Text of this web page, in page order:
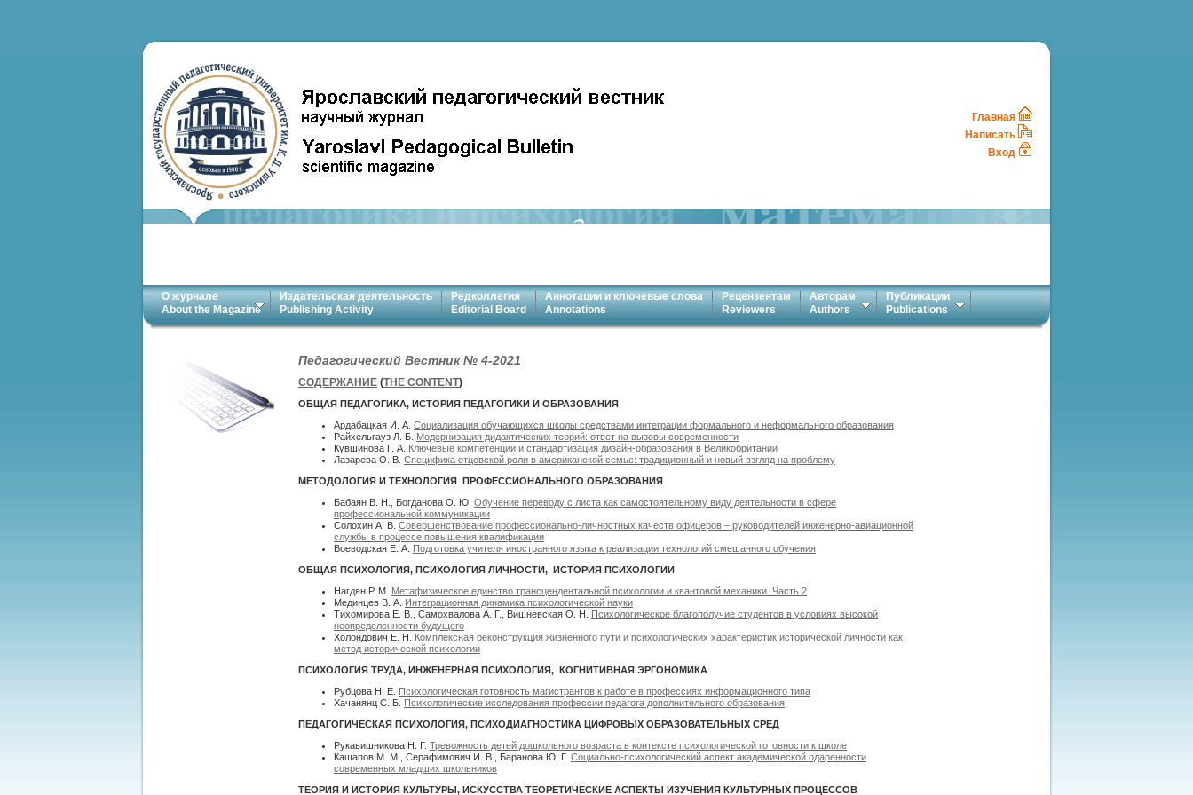
Главная
Написать
Вход
О журнале
About the Magazine
Издательская деятельность
Publishing Activity
Редколлегия
Editorial Board
Аннотации и ключевые слова
Annotations
Рецензентам
Reviewers
Авторам
Authors
Публикации
Publications
Педагогический Вестник № 4-2021
СОДЕРЖАНИЕ (THE CONTENT)
ОБЩАЯ ПЕДАГОГИКА, ИСТОРИЯ ПЕДАГОГИКИ И ОБРАЗОВАНИЯ
Ардабацкая И. А. Социализация обучающихся школы средствами интеграции формального и неформального образования
Райхельгауз Л. Б. Модернизация дидактических теорий: ответ на вызовы современности
Кувшинова Г. А. Ключевые компетенции и стандартизация дизайн-образования в Великобритании
Лазарева О. В. Специфика отцовской роли в американской семье: традиционный и новый взгляд на проблему
МЕТОДОЛОГИЯ И ТЕХНОЛОГИЯ ПРОФЕССИОНАЛЬНОГО ОБРАЗОВАНИЯ
Бабаян В. Н., Богданова О. Ю. Обучение переводу с листа как самостоятельному виду деятельности в сфере
профессиональной коммуникации
Солохин А. В. Совершенствование профессионально-личностных качеств офицеров – руководителей инженерно-авиационной
службы в процессе повышения квалификации
Воеводская Е. А. Подготовка учителя иностранного языка к реализации технологий смешанного обучения
ОБЩАЯ ПСИХОЛОГИЯ, ПСИХОЛОГИЯ ЛИЧНОСТИ, ИСТОРИЯ ПСИХОЛОГИИ
Нагдян Р. М. Метафизическое единство трансцендентальной психологии и квантовой механики. Часть 2
Мединцев В. А. Интеграционная динамика психологической науки
Тихомирова Е. В., Самохвалова А. Г., Вишневская О. Н. Психологическое благополучие студентов в условиях высокой
неопределенности будущего
Холондович Е. Н. Комплексная реконструкция жизненного пути и психологических характеристик исторической личности как
метод исторической психологии
ПСИХОЛОГИЯ ТРУДА, ИНЖЕНЕРНАЯ ПСИХОЛОГИЯ, КОГНИТИВНАЯ ЭРГОНОМИКА
Рубцова Н. Е. Психологическая готовность магистрантов к работе в профессиях информационного типа
Хачанянц С. Б. Психологические исследования профессии педагога дополнительного образования
ПЕДАГОГИЧЕСКАЯ ПСИХОЛОГИЯ, ПСИХОДИАГНОСТИКА ЦИФРОВЫХ ОБРАЗОВАТЕЛЬНЫХ СРЕД
Рукавишникова Н. Г. Тревожность детей дошкольного возраста в контексте психологической готовности к школе
Кашапов М. М., Серафимович И. В., Баранова Ю. Г. Социально-психологический аспект академической одаренности
современных младших школьников
ТЕОРИЯ И ИСТОРИЯ КУЛЬТУРЫ, ИСКУССТВА ТЕОРЕТИЧЕСКИЕ АСПЕКТЫ ИЗУЧЕНИЯ КУЛЬТУРНЫХ ПРОЦЕССОВ